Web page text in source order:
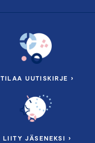
TILAA UUTISKIRJE ›
LIITY JÄSENEKSI ›